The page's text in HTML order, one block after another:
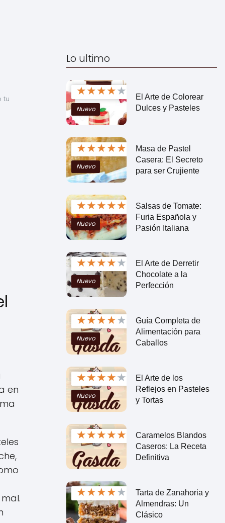
tu
en
Lo ultimo
★★★★★
Nuevo
El Arte de Colorear
Dulces y Pasteles
★★★★★
Nuevo
Masa de Pastel
Casera: El Secreto
para ser Crujiente
★★★★★
Nuevo
Salsas de Tomate:
Furia Española y
Pasión Italiana
★★★★★
Nuevo
El Arte de Derretir
Chocolate a la
Perfección
★★★★★
Nuevo
Guía Completa de
Alimentación para
Caballos
★★★★★
Nuevo
El Arte de los
Reflejos en Pasteles
y Tortas
★★★★★
Caramelos Blandos
Caseros: La Receta
Definitiva
★★★★★
Tarta de Zanahoria y
Almendras: Un
Clásico